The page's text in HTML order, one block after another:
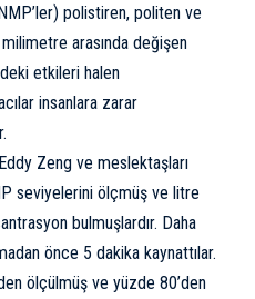
polistiren, politen ve
arasında değişen
etkileri halen
insanlara zarar
Eddy Zeng ve meslektaşları
seviyelerini ölçmüş ve litre
bulmuşlardır. Daha
önce 5 dakika kaynattılar.
ölçülmüş ve yüzde 80’den